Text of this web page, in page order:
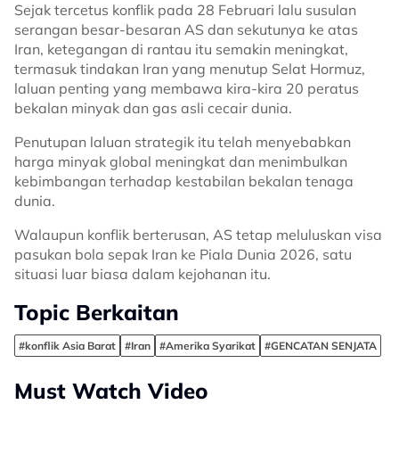
Sejak tercetus konflik pada 28 Februari lalu susulan
serangan besar-besaran AS dan sekutunya ke atas
Iran, ketegangan di rantau itu semakin meningkat,
termasuk tindakan Iran yang menutup Selat Hormuz,
laluan penting yang membawa kira-kira 20 peratus
bekalan minyak dan gas asli cecair dunia.
Penutupan laluan strategik itu telah menyebabkan
harga minyak global meningkat dan menimbulkan
kebimbangan terhadap kestabilan bekalan tenaga
dunia.
Walaupun konflik berterusan, AS tetap meluluskan visa
pasukan bola sepak Iran ke Piala Dunia 2026, satu
situasi luar biasa dalam kejohanan itu.
Topic Berkaitan
#konflik Asia Barat #Iran #Amerika Syarikat #GENCATAN SENJATA
Must Watch Video